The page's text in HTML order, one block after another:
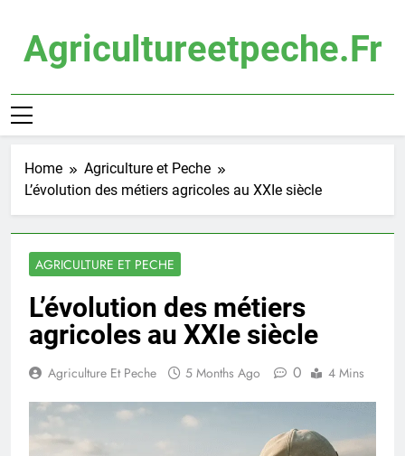
contentAgricultureetpeche.fr
Home
Agriculture et Peche
L’évolution des métiers agricoles au XXIe siècle
AGRICULTURE ET PECHE
L’évolution des métiers
agricoles au XXIe siècle
Agriculture Et Peche 5 Months Ago 0 4 Mins